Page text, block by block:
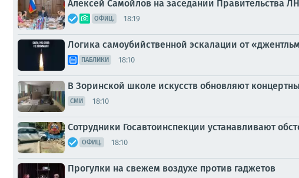
Алексей Самойлов на заседании Правительства
ОФИЦ. 18:19
Логика самоубийственной эскалации от
ПАБЛИКИ 18:10
В Зоринской школе искусств обновляют
СМИ 18:10
Сотрудники Госавтоинспекции устанавливают
ОФИЦ. 18:10
Прогулки на свежем воздухе против гаджетов